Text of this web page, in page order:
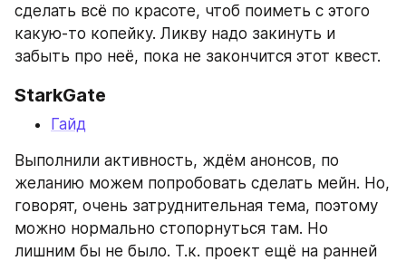
сделать всё по красоте, чтоб поиметь с этого
какую-то копейку. Ликву надо закинуть и
забыть про неё, пока не закончится этот квест.
StarkGate
Гайд
Выполнили активность, ждём анонсов, по
желанию можем попробовать сделать мейн. Но,
говорят, очень затруднительная тема, поэтому
можно нормально стопорнуться там. Но
лишним бы не было. Т.к. проект ещё на ранней